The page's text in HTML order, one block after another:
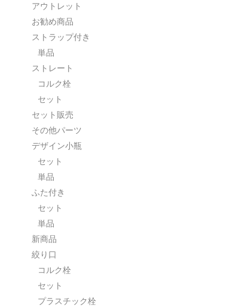
アウトレット
お勧め商品
ストラップ付き
単品
ストレート
コルク栓
セット
セット販売
その他パーツ
デザイン小瓶
セット
単品
ふた付き
セット
単品
新商品
絞り口
コルク栓
セット
プラスチック栓